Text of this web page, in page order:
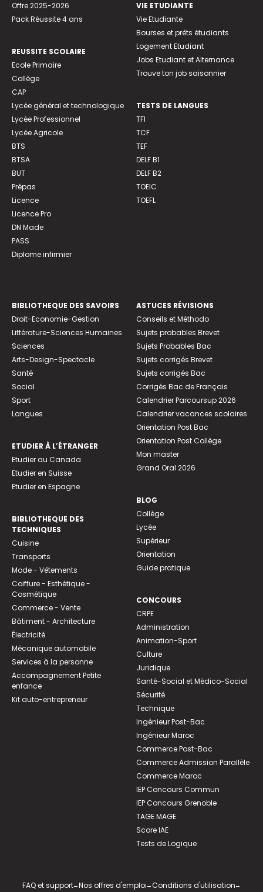
Offre 2025-2026
Pack Réussite 4 ans
REUSSITE SCOLAIRE
Ecole Primaire
Collège
CAP
Lycée général et technologique
Lycée Professionnel
Lycée Agricole
BTS
BTSA
BUT
Prépas
Licence
Licence Pro
DN Made
PASS
Diplome infirmier
VIE ETUDIANTE
Vie Etudiante
Bourses et prêts étudiants
Logement Etudiant
Jobs Etudiant et Alternance
Trouve ton job saisonnier
TESTS DE LANGUES
TFI
TCF
TEF
DELF B1
DELF B2
TOEIC
TOEFL
BIBLIOTHEQUE DES SAVOIRS
Droit-Economie-Gestion
Littérature-Sciences Humaines
Sciences
Arts-Design-Spectacle
Santé
Social
Sport
Langues
ETUDIER À L’ÉTRANGER
Etudier au Canada
Etudier en Suisse
Etudier en Espagne
BIBLIOTHEQUE DES
TECHNIQUES
Cuisine
Transports
Mode - Vêtements
Coiffure - Esthétique -
Cosmétique
Commerce - Vente
Bâtiment - Architecture
Électricité
Mécanique automobile
Services à la personne
Accompagnement Petite
enfance
Kit auto-entrepreneur
ASTUCES RÉVISIONS
Conseils et Méthodo
Sujets probables Brevet
Sujets Probables Bac
Sujets corrigés Brevet
Sujets corrigés Bac
Corrigés Bac de Français
Calendrier Parcoursup 2026
Calendrier vacances scolaires
Orientation Post Bac
Orientation Post Collège
Mon master
Grand Oral 2026
BLOG
Collège
Lycée
Supérieur
Orientation
Guide pratique
CONCOURS
CRPE
Administration
Animation-Sport
Culture
Juridique
Santé-Social et Médico-Social
Sécurité
Technique
Ingénieur Post-Bac
Ingénieur Maroc
Commerce Post-Bac
Commerce Admission Parallèle
Commerce Maroc
IEP Concours Commun
IEP Concours Grenoble
TAGE MAGE
Score IAE
Tests de Logique
FAQ et support-Nos offres d'emploi-Conditions d'utilisation-